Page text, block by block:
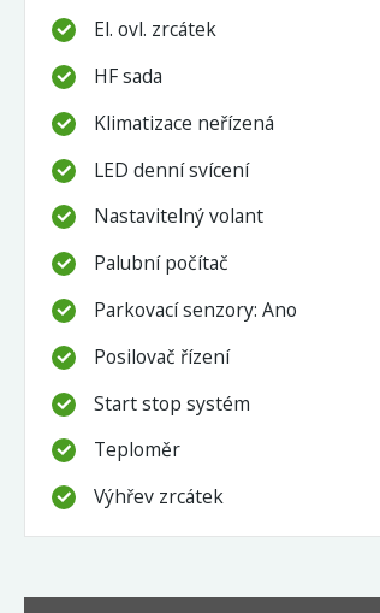
El. ovl. zrcátek
HF sada
Klimatizace neřízená
LED denní svícení
Nastavitelný volant
Palubní počítač
Parkovací senzory: Ano
Posilovač řízení
Start stop systém
Teploměr
Výhřev zrcátek